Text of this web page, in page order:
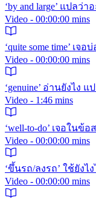
‘by and large’ แปลว่า
Video - 00:00:00 mins
‘quite some time’ เจ
Video - 00:00:00 mins
‘genuine’ อ่านยังไง แ
Video - 1:46 mins
‘well-to-do’ เจอในข้
Video - 00:00:00 mins
‘ขึ้นรถ/ลงรถ’ ใช้ยังไ
Video - 00:00:00 mins